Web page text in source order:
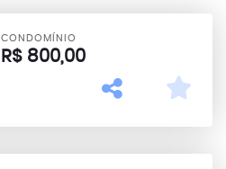
CONDOMÍNIO
R$ 800,00